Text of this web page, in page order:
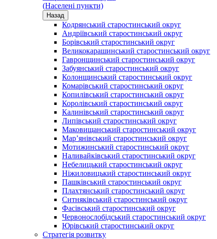
(Населені пункти)
Назад
Кодрянський старостинський округ
Андріївський старостинський округ
Борівський старостинський округ
Великокарашинський старостинський округ
Гавронщинський старостинський округ
Забуянський старостинський округ
Колонщинський старостинський округ
Комарівський старостинський округ
Копилівський старостинський округ
Королівський старостинський округ
Калинівський старостинський округ
Липівський старостинський округ
Маковищанський старостинський округ
Мар’янівський старостинський округ
Мотижинський старостинський округ
Наливайківський старостинський округ
Небелицький старостинський округ
Ніжиловицький старостинський округ
Пашківський старостинський округ
Плахтянський старостинський округ
Ситняківський старостинський округ
Фасівський старостинський округ
Червонослобідський старостинський округ
Юрівський старостинський округ
Стратегія розвитку